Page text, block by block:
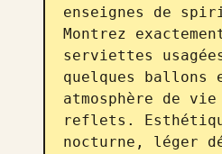
enseignes de
Montrez
serviettes
quelques ballons
atmosphère de
reflets.
nocturne, léger